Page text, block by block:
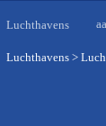
Luchthavens
Luchthavens >